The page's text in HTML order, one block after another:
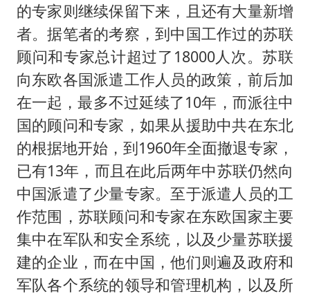
的专家则继续保留下来，且还有大量新增
者。据笔者的考察，到中国工作过的苏联
顾问和专家总计超过了18000人次。苏联
向东欧各国派遣工作人员的政策，前后加
在一起，最多不过延续了10年，而派往中
国的顾问和专家，如果从援助中共在东北
的根据地开始，到1960年全面撤退专家，
已有13年，而且在此后两年中苏联仍然向
中国派遣了少量专家。至于派遣人员的工
作范围，苏联顾问和专家在东欧国家主要
集中在军队和安全系统，以及少量苏联援
建的企业，而在中国，他们则遍及政府和
军队各个系统的领导和管理机构，以及所